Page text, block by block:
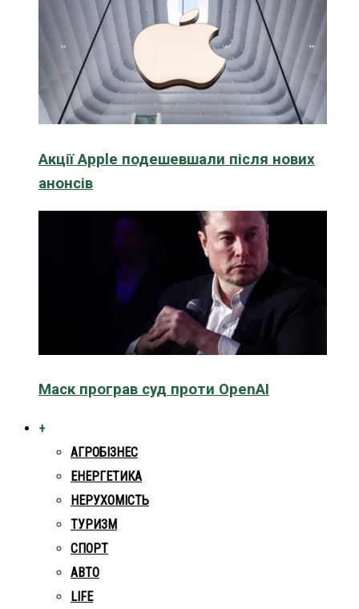
Акції Apple подешевшали після нових
анонсів
Маск програв суд проти OpenAI
+
АГРОБІЗНЕС
ЕНЕРГЕТИКА
НЕРУХОМІСТЬ
ТУРИЗМ
СПОРТ
АВТО
LIFE